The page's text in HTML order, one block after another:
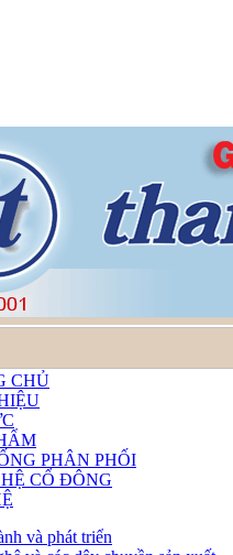
CHỦ
PHÂN PHỐI
CỔ ĐÔNG
và phát triển